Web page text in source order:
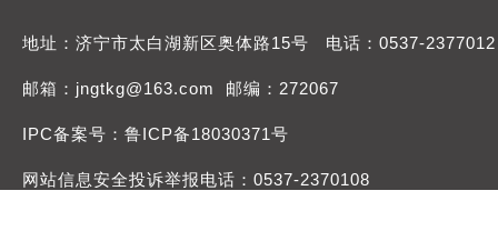
地址：济宁市太白湖新区奥体路15号 电话：0537-2377012
邮箱：jngtkg@163.com 邮编：272067
IPC备案号：鲁ICP备18030371号
网站信息安全投诉举报电话：0537-2370108